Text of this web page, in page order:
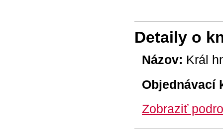
Detaily o
Názov: Král
Objednávací
Zobraziť